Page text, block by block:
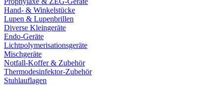
Hand- & Winkelstücke
Lupen & Lupenbrillen
Diverse Kleingeräte
Endo-Geräte
Lichtpolymerisationsgeräte
Mischgeräte
Notfall-Koffer & Zubehör
Thermodesinfektor-Zubehör
Stuhlauflagen